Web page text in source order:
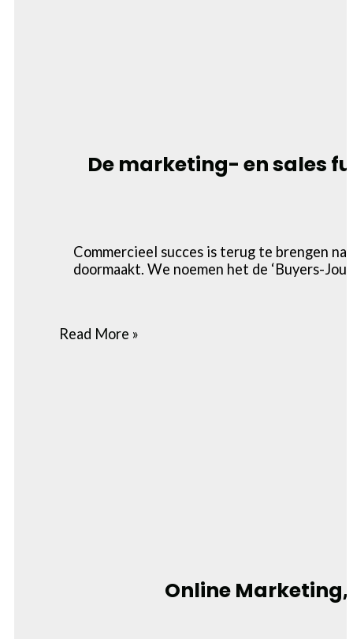
De marketing- en sales
Commercieel succes is terug te brengen
doormaakt. We noemen het de ‘Buyers-
Read More »
Online